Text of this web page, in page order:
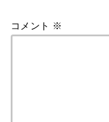
コメント ※